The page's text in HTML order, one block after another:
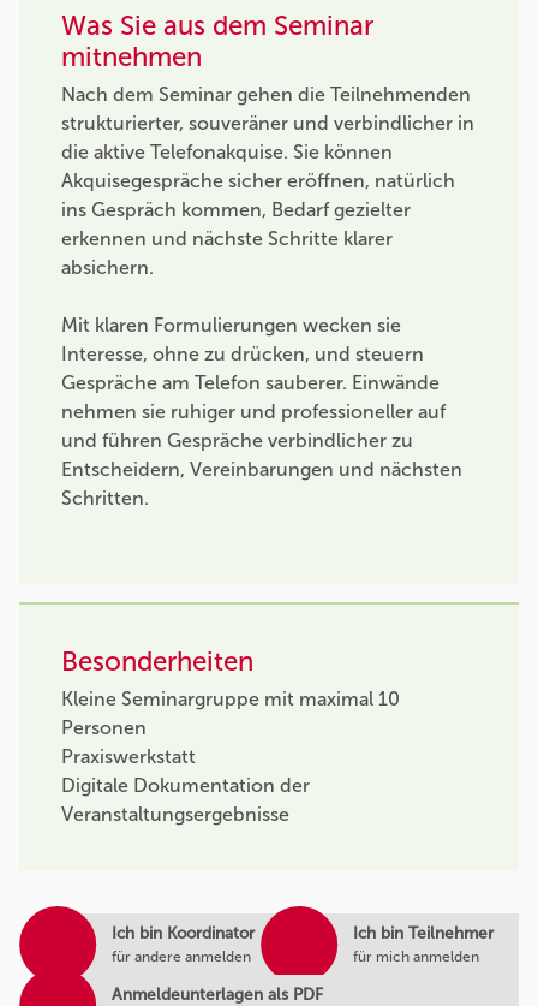
Ich bin Koordinator
für andere anmelden
Ich bin Teilnehmer
für mich anmelden
Anmeldeunterlagen als PDF
Was Sie aus dem Seminar
mitnehmen
Nach dem Seminar gehen die Teilnehmenden
strukturierter, souveräner und verbindlicher in
die aktive Telefonakquise. Sie können
Akquisegespräche sicher eröffnen, natürlich
ins Gespräch kommen, Bedarf gezielter
erkennen und nächste Schritte klarer
absichern.
Mit klaren Formulierungen wecken sie
Interesse, ohne zu drücken, und steuern
Gespräche am Telefon sauberer. Einwände
nehmen sie ruhiger und professioneller auf
und führen Gespräche verbindlicher zu
Entscheidern, Vereinbarungen und nächsten
Schritten.
Besonderheiten
Kleine Seminargruppe mit maximal 10
Personen
Praxiswerkstatt
Digitale Dokumentation der
Veranstaltungsergebnisse